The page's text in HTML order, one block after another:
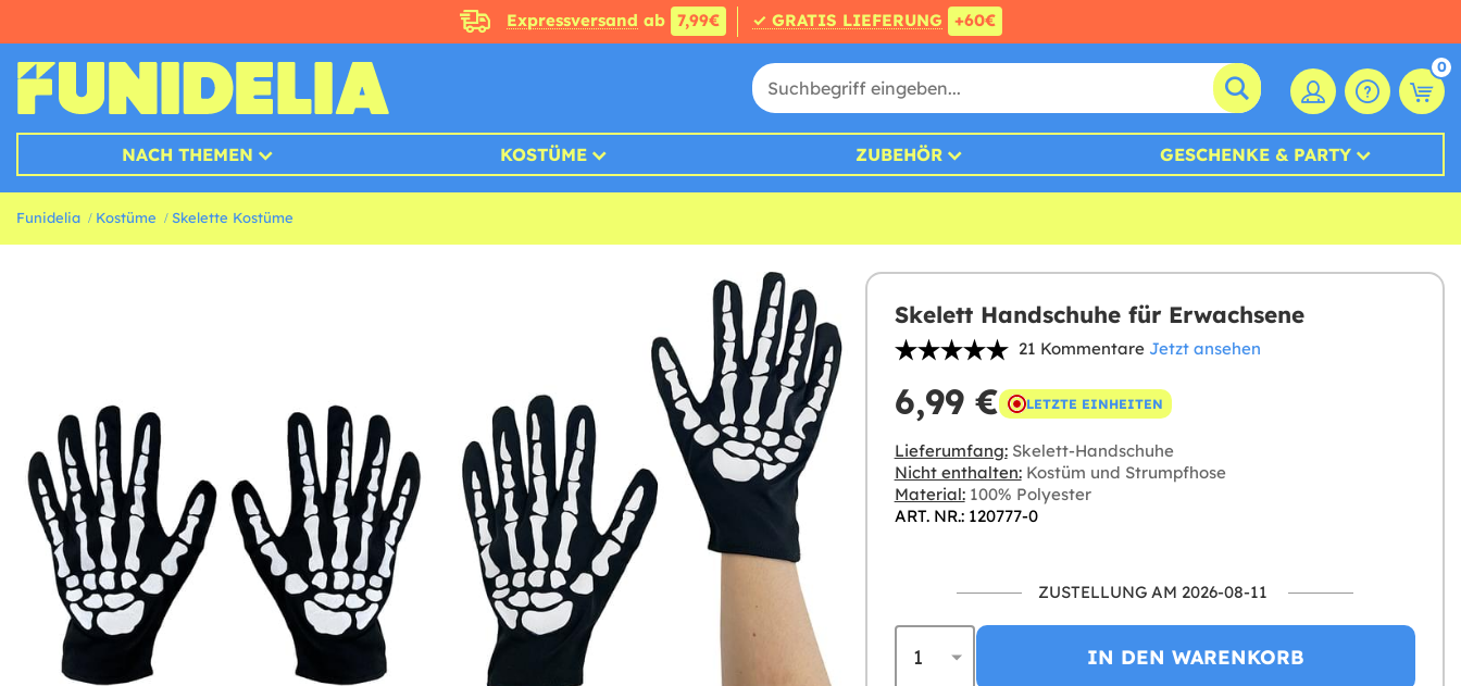
Expressversand ab 7,99€ ✓ GRATIS LIEFERUNG +60€
0
NACH THEMEN KOSTÜME ZUBEHÖR GESCHENKE & PARTY
Funidelia Kostüme Skelette Kostüme
Skelett Handschuhe für Erwachsene
21 Kommentare Jetzt ansehen
6,99 € LETZTE EINHEITEN
Lieferumfang:Skelett-Handschuhe
Nicht enthalten:Kostüm und Strumpfhose
Material:100% Polyester
ART. NR.: 120777-0
ZUSTELLUNG AM 2026-08-11
IN DEN WARENKORB